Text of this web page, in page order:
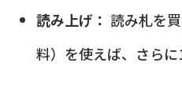
読み上げ： 読み札を
料）を使えば、さらに